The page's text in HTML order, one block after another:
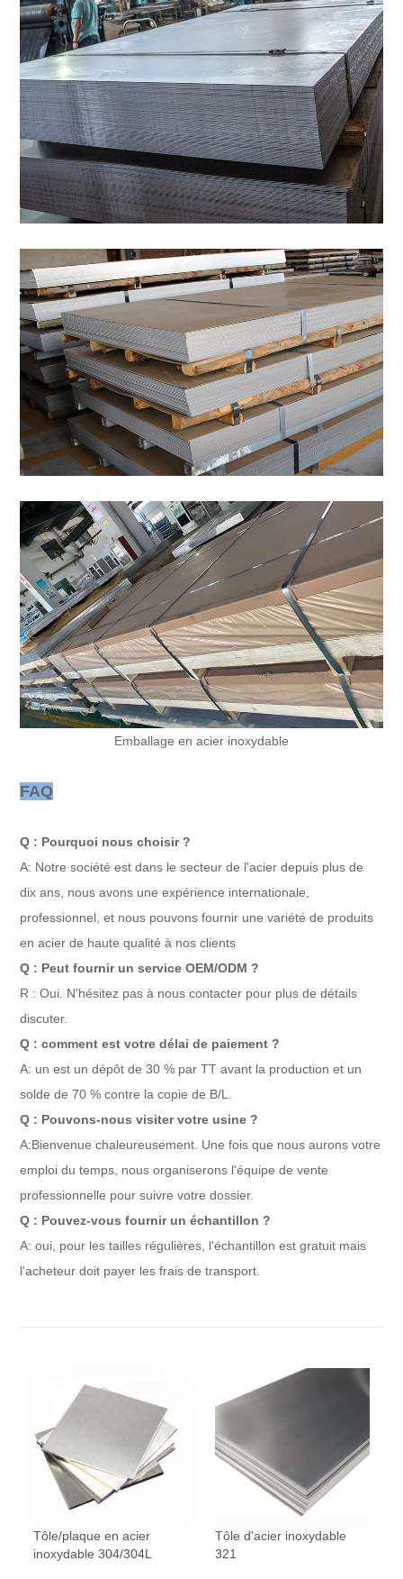
Emballage en acier inoxydable
FAQ
Q : Pourquoi nous choisir ?
A: Notre société est dans le secteur de l'acier depuis plus de
dix ans, nous avons une expérience internationale,
professionnel, et nous pouvons fournir une variété de produits
en acier de haute qualité à nos clients
Q : Peut fournir un service OEM/ODM ?
R : Oui. N'hésitez pas à nous contacter pour plus de détails
discuter.
Q : comment est votre délai de paiement ?
A: un est un dépôt de 30 % par TT avant la production et un
solde de 70 % contre la copie de B/L.
Q : Pouvons-nous visiter votre usine ?
A:Bienvenue chaleureusement. Une fois que nous aurons votre
emploi du temps, nous organiserons l'équipe de vente
professionnelle pour suivre votre dossier.
Q : Pouvez-vous fournir un échantillon ?
A: oui, pour les tailles régulières, l'échantillon est gratuit mais
l'acheteur doit payer les frais de transport.
Tôle/plaque en acier
inoxydable 304/304L
Tôle d'acier inoxydable
321